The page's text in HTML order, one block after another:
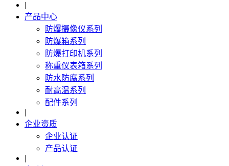
|
产品中心
防爆摄像仪系列
防爆箱系列
防爆打印机系列
称重仪表箱系列
防水防腐系列
耐高温系列
配件系列
|
企业资质
企业认证
产品认证
|